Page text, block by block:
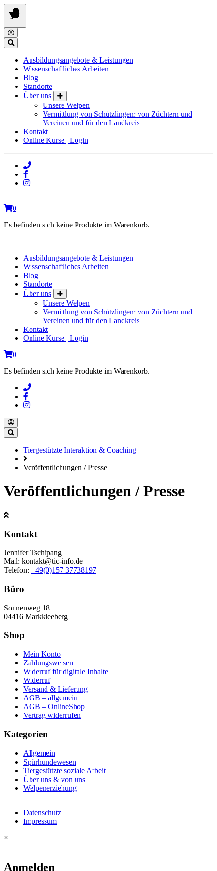
Springe
zum
Inhalt
Ausbildungsangebote & Leistungen
Wissenschaftliches Arbeiten
Blog
Standorte
Über uns
Unsere Welpen
Vermittlung von Schützlingen: von Züchtern und
Vereinen und für den Landkreis
Kontakt
Online Kurse | Login
0
Es befinden sich keine Produkte im Warenkorb.
Ausbildungsangebote & Leistungen
Wissenschaftliches Arbeiten
Blog
Standorte
Über uns
Unsere Welpen
Vermittlung von Schützlingen: von Züchtern und
Vereinen und für den Landkreis
Kontakt
Online Kurse | Login
0
Es befinden sich keine Produkte im Warenkorb.
Tiergestützte Interaktion & Coaching
Veröffentlichungen / Presse
Veröffentlichungen / Presse
Kontakt
Jennifer Tschipang
Mail: kontakt@tic-info.de
Telefon: ‭ +49(0)157 37738197‬
Büro
Sonnenweg 18
04416 Markkleeberg
Shop
Mein Konto
Zahlungsweisen
Widerruf für digitale Inhalte
Widerruf
Versand & Lieferung
AGB – allgemein
AGB – OnlineShop
Vertrag widerrufen
Kategorien
Allgemein
Spürhundewesen
Tiergestützte soziale Arbeit
Über uns & von uns
Welpenerziehung
Datenschutz
Impressum
×
Anmelden